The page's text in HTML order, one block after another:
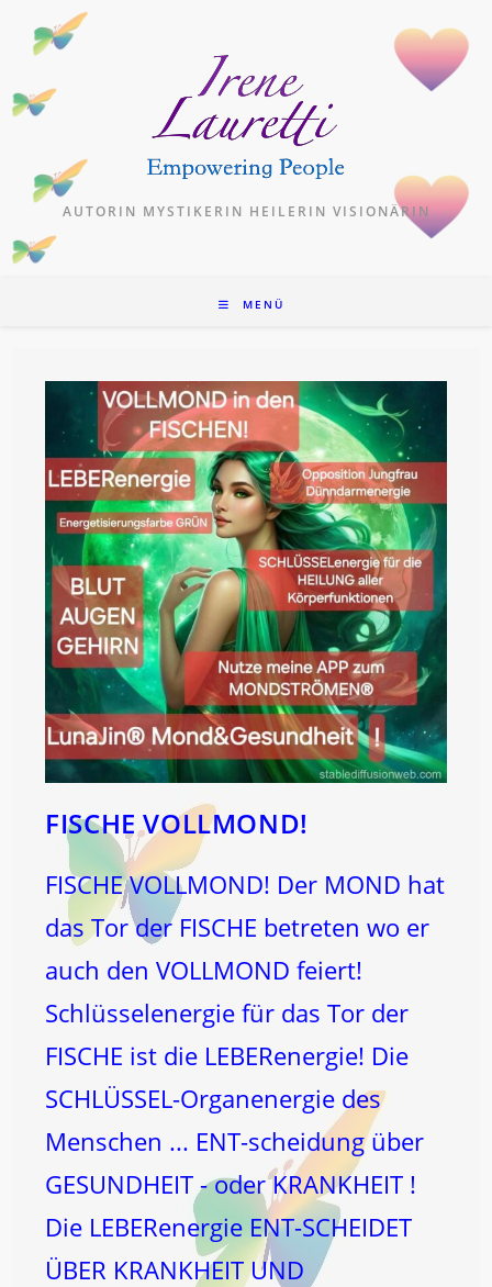
Inhalt
AUTORIN MYSTIKERIN HEILERIN VISIONÄRIN
MENÜ
FISCHE VOLLMOND!
FISCHE VOLLMOND! Der MOND hat
das Tor der FISCHE betreten wo er
auch den VOLLMOND feiert!
Schlüsselenergie für das Tor der
FISCHE ist die LEBERenergie! Die
SCHLÜSSEL-Organenergie des
Menschen ... ENT-scheidung über
GESUNDHEIT - oder KRANKHEIT !
Die LEBERenergie ENT-SCHEIDET
ÜBER KRANKHEIT UND